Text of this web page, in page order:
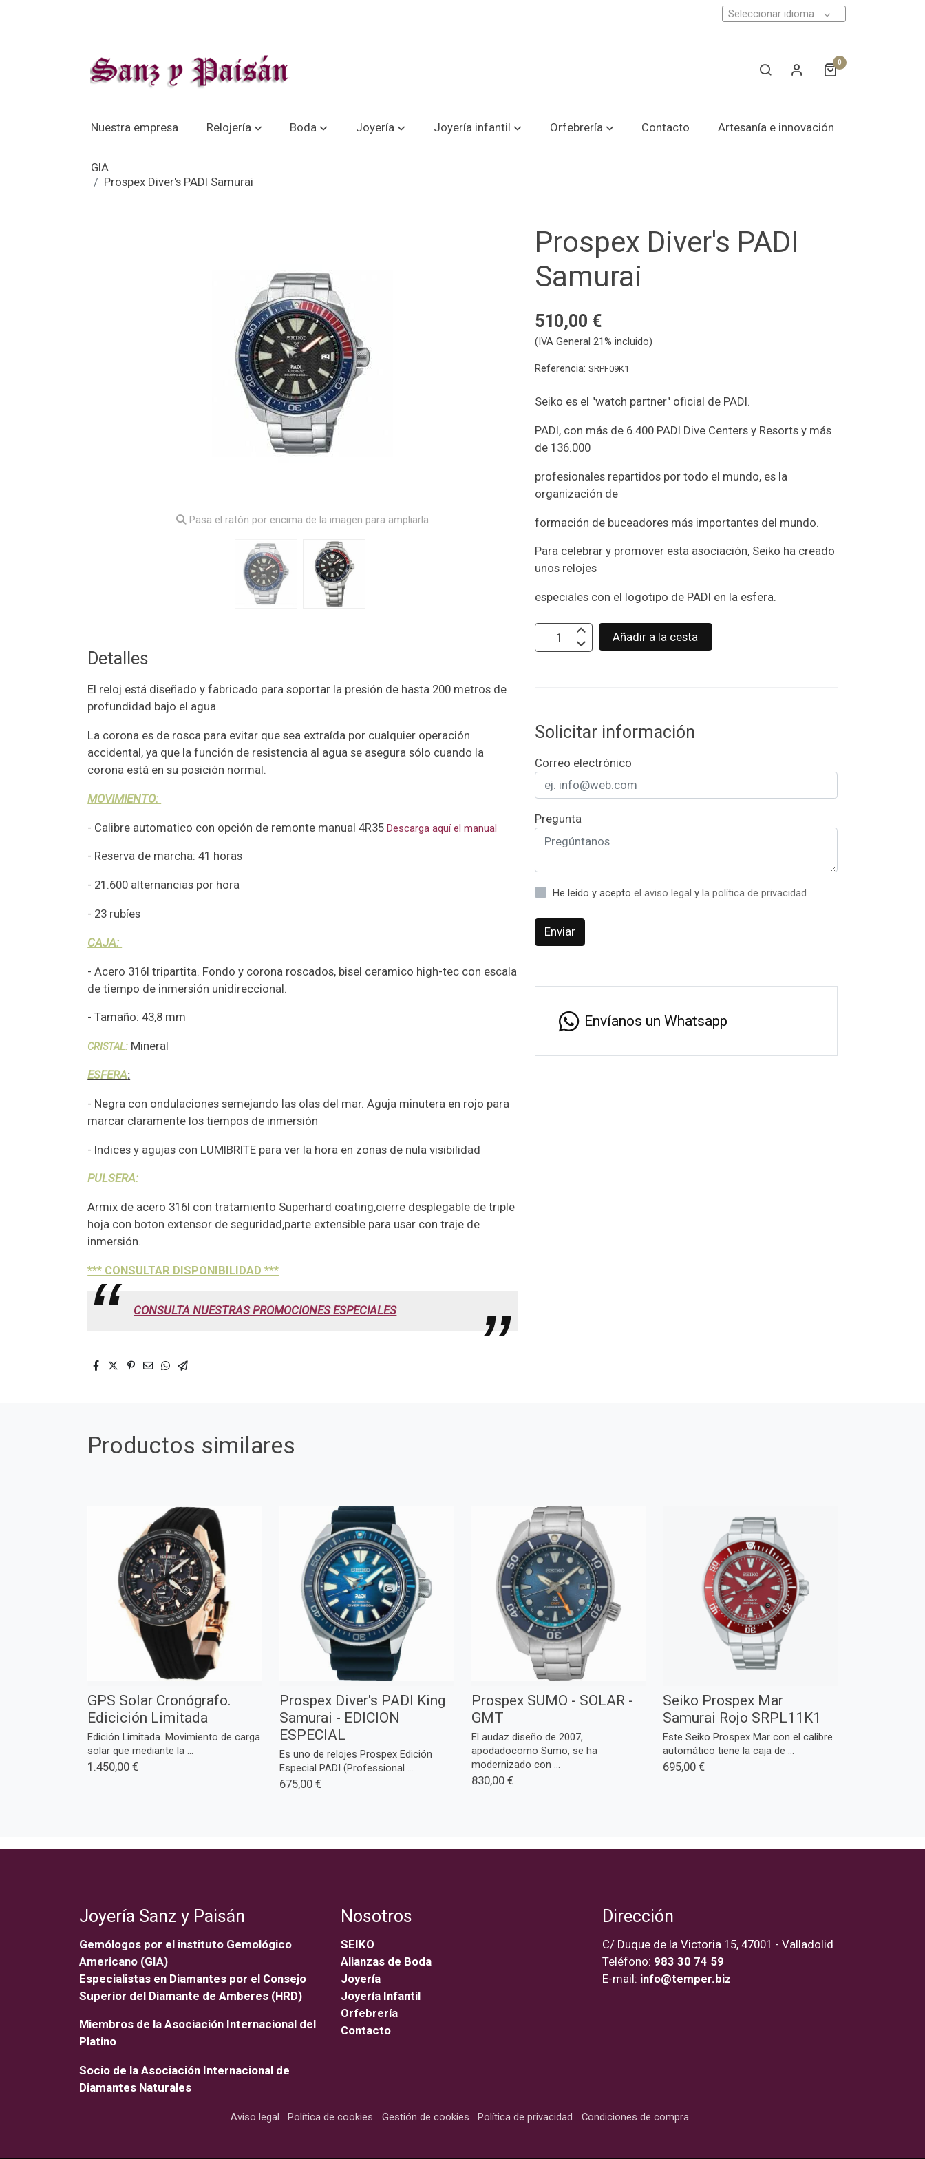
Seleccionar idioma
0
Nuestra empresa Relojería Boda Joyería Joyería infantil Orfebrería Contacto Artesanía e innovación
GIA
Prospex Diver's PADI Samurai
Pasa el ratón por encima de la imagen para ampliarla
Detalles
El reloj está diseñado y fabricado para soportar la presión de hasta 200 metros de
profundidad bajo el agua.
La corona es de rosca para evitar que sea extraída por cualquier operación
accidental, ya que la función de resistencia al agua se asegura sólo cuando la
corona está en su posición normal.
MOVIMIENTO:
- Calibre automatico con opción de remonte manual 4R35Descarga aquí el manual
- Reserva de marcha: 41 horas
- 21.600 alternancias por hora
- 23 rubíes
CAJA:
- Acero 316l tripartita. Fondo y corona roscados, bisel ceramico high-tec con escala
de tiempo de inmersión unidireccional.
- Tamaño: 43,8 mm
CRISTAL: Mineral
ESFERA:
- Negra con ondulaciones semejando las olas del mar. Aguja minutera en rojo para
marcar claramente los tiempos de inmersión
- Indices y agujas con LUMIBRITE para ver la hora en zonas de nula visibilidad
PULSERA:
Armix de acero 316l con tratamiento Superhard coating,cierre desplegable de triple
hoja con boton extensor de seguridad,parte extensible para usar con traje de
inmersión.
*** CONSULTAR DISPONIBILIDAD ***
CONSULTA NUESTRAS PROMOCIONES ESPECIALES
Prospex Diver's PADI
Samurai
510,00 €
(IVA General 21% incluido)
Referencia:SRPF09K1
Seiko es el "watch partner" oficial de PADI.
PADI, con más de 6.400 PADI Dive Centers y Resorts y más
de 136.000
profesionales repartidos por todo el mundo, es la
organización de
formación de buceadores más importantes del mundo.
Para celebrar y promover esta asociación, Seiko ha creado
unos relojes
especiales con el logotipo de PADI en la esfera.
Añadir a la cesta
Solicitar información
Correo electrónico
Pregunta
He leído y acepto el aviso legal y la política de privacidad
Enviar
Envíanos un Whatsapp
Productos similares
GPS Solar Cronógrafo.
Edicición Limitada
Edición Limitada. Movimiento de carga
solar que mediante la ...
1.450,00 €
Prospex Diver's PADI King
Samurai - EDICION
ESPECIAL
Es uno de relojes Prospex Edición
Especial PADI (Professional ...
675,00 €
Prospex SUMO - SOLAR -
GMT
El audaz diseño de 2007,
apodadocomo Sumo, se ha
modernizado con ...
830,00 €
Seiko Prospex Mar
Samurai Rojo SRPL11K1
Este Seiko Prospex Mar con el calibre
automático tiene la caja de ...
695,00 €
Joyería Sanz y Paisán
Gemólogos por el instituto Gemológico
Americano (GIA)
Especialistas en Diamantes por el Consejo
Superior del Diamante de Amberes (HRD)
Miembros de la Asociación Internacional del
Platino
Socio de la Asociación Internacional de
Diamantes Naturales
Nosotros
SEIKO
Alianzas de Boda
Joyería
Joyería Infantil
Orfebrería
Contacto
Dirección
C/ Duque de la Victoria 15, 47001 - Valladolid
Teléfono: 983 30 74 59
E-mail: info@temper.biz
Aviso legal Política de cookies Gestión de cookies Política de privacidad Condiciones de compra